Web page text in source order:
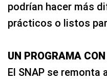
podrían hacer más
prácticos o listos
UN PROGRAMA
El SNAP se remonta